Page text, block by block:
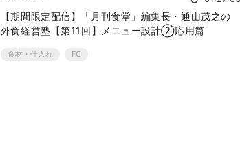
【期間限定配信】「月刊食堂」編集長・通山茂之の
外食経営塾【第11回】メニュー設計②応用篇
食材・仕入れ FC